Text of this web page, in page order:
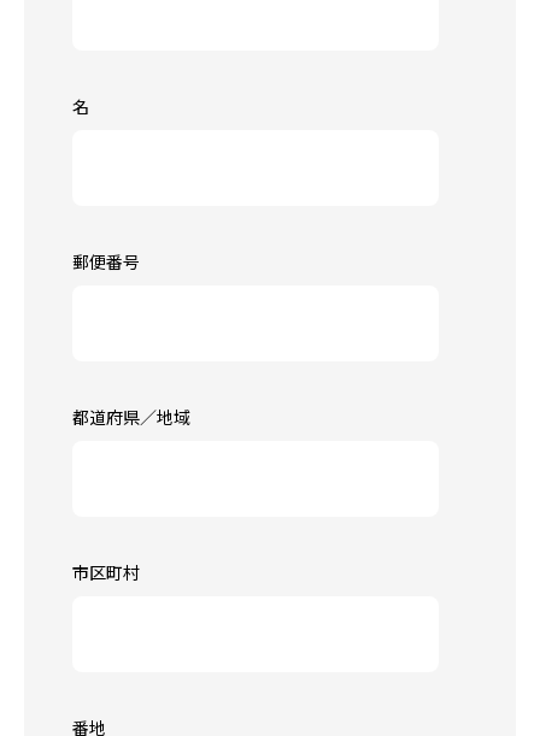
名
郵便番号
都道府県／地域
市区町村
番地